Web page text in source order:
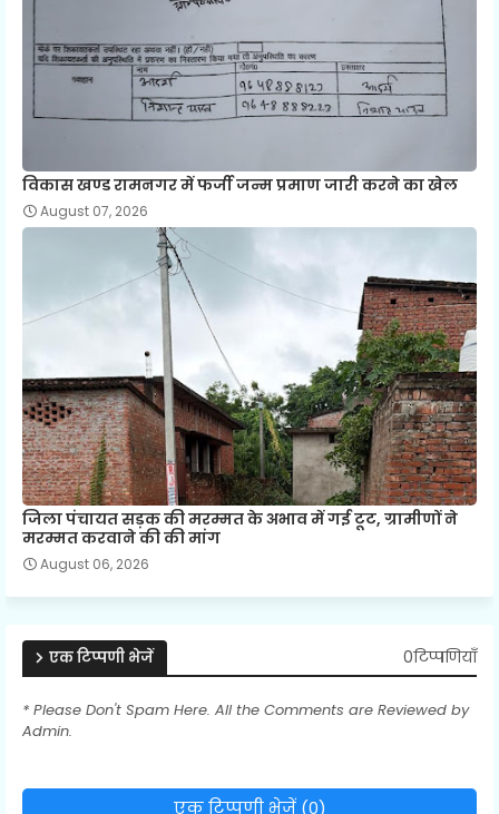
विकास खण्ड रामनगर में फर्जी जन्म प्रमाण जारी करने का खेल
August 07, 2026
जिला पंचायत सड़क की मरम्मत के अभाव में गई टूट, ग्रामीणों ने
मरम्मत करवाने की की मांग
August 06, 2026
एक टिप्पणी भेजें 0टिप्पणियाँ
* Please Don't Spam Here. All the Comments are Reviewed by
Admin.
एक टिप्पणी भेजें (0)